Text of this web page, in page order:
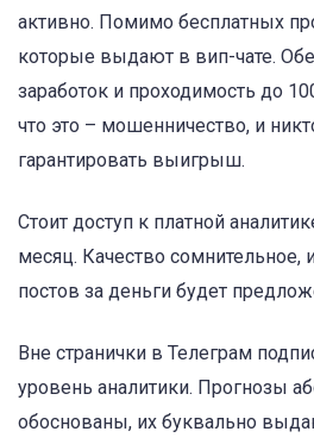
активно. Помимо бесплатных
которые выдают в вип-чате.
заработок и проходимость до
что это – мошенничество, и
гарантировать выигрыш.
Стоит доступ к платной
месяц. Качество сомнительное,
постов за деньги будет
Вне странички в Телеграм
уровень аналитики. Прогнозы
обоснованы, их буквально